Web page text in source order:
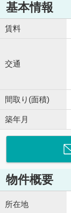
基本情報
賃料
交通
間取り(面積)
築年月
物件概要
所在地